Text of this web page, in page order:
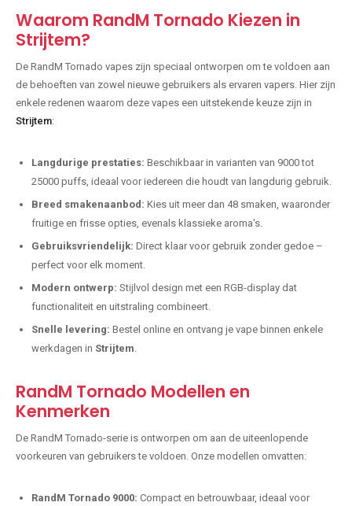
Waarom RandM Tornado Kiezen in
Strijtem?
De RandM Tornado vapes zijn speciaal ontworpen om te voldoen aan
de behoeften van zowel nieuwe gebruikers als ervaren vapers. Hier zijn
enkele redenen waarom deze vapes een uitstekende keuze zijn in
Strijtem:
Langdurige prestaties: Beschikbaar in varianten van 9000 tot
25000 puffs, ideaal voor iedereen die houdt van langdurig gebruik.
Breed smakenaanbod: Kies uit meer dan 48 smaken, waaronder
fruitige en frisse opties, evenals klassieke aroma's.
Gebruiksvriendelijk: Direct klaar voor gebruik zonder gedoe –
perfect voor elk moment.
Modern ontwerp: Stijlvol design met een RGB-display dat
functionaliteit en uitstraling combineert.
Snelle levering: Bestel online en ontvang je vape binnen enkele
werkdagen in Strijtem
RandM Tornado Modellen en
Kenmerken
De RandM Tornado-serie is ontworpen om aan de uiteenlopende
voorkeuren van gebruikers te voldoen. Onze modellen omvatten:
RandM Tornado 9000: Compact en betrouwbaar, ideaal voor